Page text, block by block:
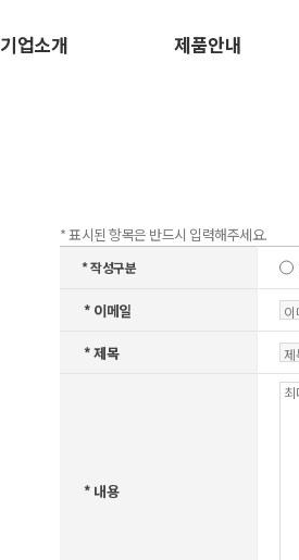
기업소개 제품안내
* 표시된 항목은 반드시 입력해주세요.
* 작성구분
* 이메일
* 제목
* 내용